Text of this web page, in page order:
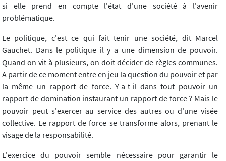
si elle prend en compte l'état d'une société à l'avenir
problématique.
Le politique, c'est ce qui fait tenir une société, dit Marcel
Gauchet. Dans le politique il y a une dimension de pouvoir.
Quand on vit à plusieurs, on doit décider de règles communes.
A partir de ce moment entre en jeu la question du pouvoir et par
la même un rapport de force. Y-a-t-il dans tout pouvoir un
rapport de domination instaurant un rapport de force ? Mais le
pouvoir peut s'exercer au service des autres ou d'une visée
collective. Le rapport de force se transforme alors, prenant le
visage de la responsabilité.
L'exercice du pouvoir semble nécessaire pour garantir le